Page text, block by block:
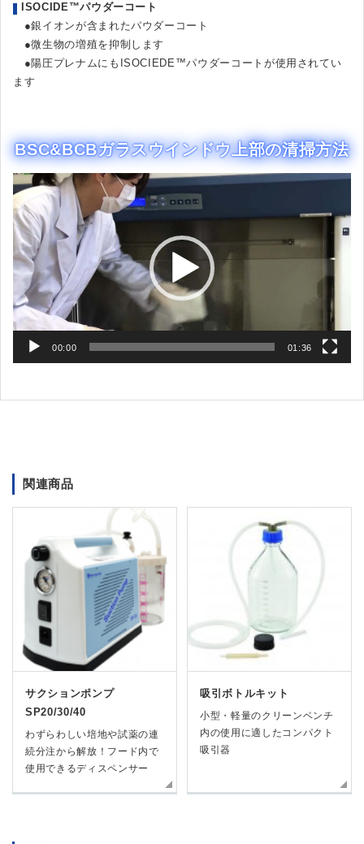
ISOCIDE™パウダーコート
●銀イオンが含まれたパウダーコート
●微生物の増殖を抑制します
●陽圧プレナムにもISOCIEDE™パウダーコートが使用されてい
ます
BSC&BCBガラスウインドウ上部の清掃方法
動
画
プ
レ
ー
ヤ
ー
00:00 01:36
関連商品
サクションポンプ
SP20/30/40
わずらわしい培地や試薬の連
続分注から解放！フード内で
使用できるディスペンサー
吸引ボトルキット
小型・軽量のクリーンベンチ
内の使用に適したコンパクト
吸引器